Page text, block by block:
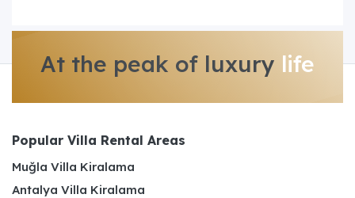
At the peak of luxury life
Popular Villa Rental Areas
Muğla Villa Kiralama
Antalya Villa Kiralama